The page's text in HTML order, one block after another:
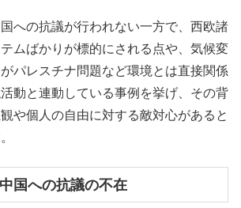
への抗議が行われない一方で、西欧諸
ムばかりが標的にされる点や、気候変
パレスチナ問題など環境とは直接関係
動と連動している事例を挙げ、その背
や個人の自由に対する敵対心があると
国への抗議の不在